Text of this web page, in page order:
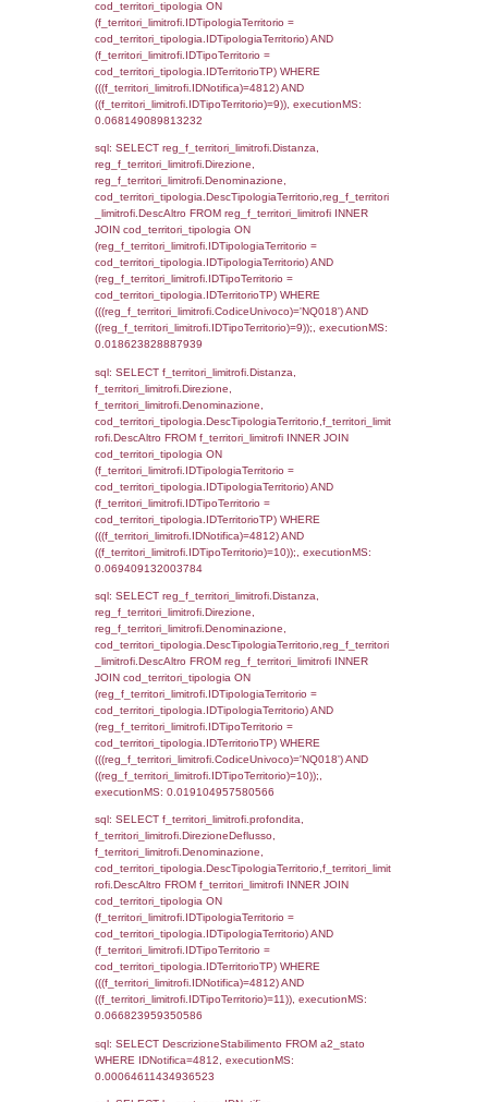
0.068603992462158
sql: SELECT f_territori_limitrofi.Distanza,
f_territori_limitrofi.Direzione,
f_territori_limitrofi.Denominazione,
f_territori_limitrofi.DescAltro FROM
JOIN cod_territori_tipologia ON
(f_territori_limitrofi.IDTipologiaTerritorio =
cod_territori_tipologia.IDTipologiaTerritorio)
(f_territori_limitrofi.IDTipoTerritorio =
cod_territori_tipologia.IDTerritorioTP)
(((f_territori_limitrofi.IDNotifica)=4812) AND
((f_territori_limitrofi.IDTipoTerritorio)=3)),
sql: SELECT f_territori_limitrofi.Distanza,
f_territori_limitrofi.Direzione,
f_territori_limitrofi.Denominazione,
rofi.DescAltro FROM f_territori_limitrofi
cod_territori_tipologia ON
(f_territori_limitrofi.IDTipologiaTerritorio =
cod_territori_tipologia.IDTipologiaTerritorio)
(f_territori_limitrofi.IDTipoTerritorio =
cod_territori_tipologia.IDTerritorioTP)
(((f_territori_limitrofi.IDNotifica)=4812) AND
((f_territori_limitrofi.IDTipoTerritorio)=4)),
0.071449041366577
sql: SELECT f_territori_limitrofi.Distanza,
f_territori_limitrofi.Direzione,
f_territori_limitrofi.Denominazione,
f_territori_limitrofi.DescAltro FROM
JOIN cod_territori_tipologia ON
(f_territori_limitrofi.IDTipologiaTerritorio =
cod_territori_tipologia.IDTipologiaTerritorio)
(f_territori_limitrofi.IDTipoTerritorio =
cod_territori_tipologia.IDTerritorioTP)
(((f_territori_limitrofi.IDNotifica)=4812) AND
((f_territori_limitrofi.IDTipoTerritorio)=5)),
0.070256948471069